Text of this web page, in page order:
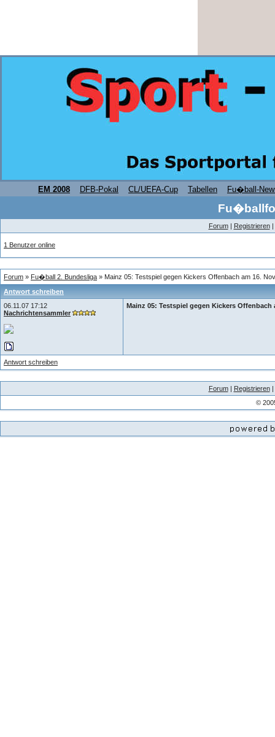
EM 2008 DFB-Pokal CL/UEFA-Cup Tabellen Fu�ball-
Forum| Registrieren|
1 Benutzer online
Forum » Fu�ball 2. Bundesliga » Mainz 05: Testspiel gegen Kickers Offenbach am 16.
Antwort schreiben
06.11.07 17:12
Nachrichtensammler
Mainz 05: Testspiel gegen Kickers Offenbach
Antwort schreiben
Forum| Registrieren|
©